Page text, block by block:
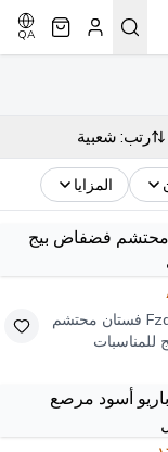
QA
رتب: شعبية
المزايا
فستان محتشم